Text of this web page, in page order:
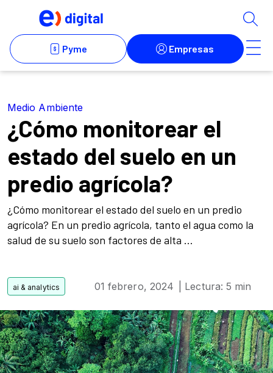
Medio Ambiente
¿Cómo monitorear el
estado del suelo en un
predio agrícola?
¿Cómo monitorear el estado del suelo en un predio
agrícola? En un predio agrícola, tanto el agua como la
salud de su suelo son factores de alta ...
01 febrero, 2024 | Lectura: 5 min